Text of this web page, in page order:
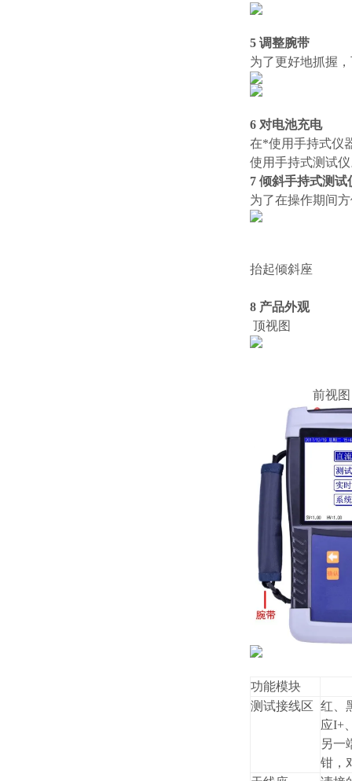
5 调整腕带
为了更好地抓握
6 对电池充电
在*使用手持式仪
使用手持式测试
7 倾斜手持式测试
为了在操作期间
抬起倾斜座
8 产品外观
顶视图
前视
功能模块
测试接线区 红、
应I+
另一
钳，